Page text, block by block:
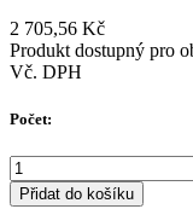
2 705,56 Kč
Produkt dostupný pro
Vč. DPH
Počet:
Přidat do košíku